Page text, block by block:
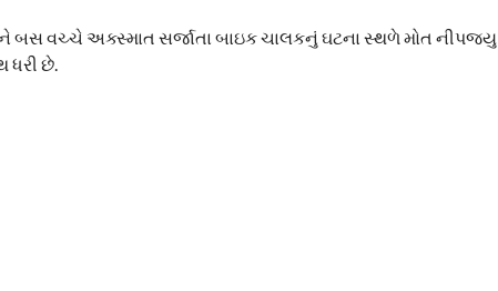
બસ વચ્ચે અક્સ્માત સર્જાતા બાઇક ચાલકનું ઘટના સ્થળે મોત નીપજ્યુ
ધરી છે.